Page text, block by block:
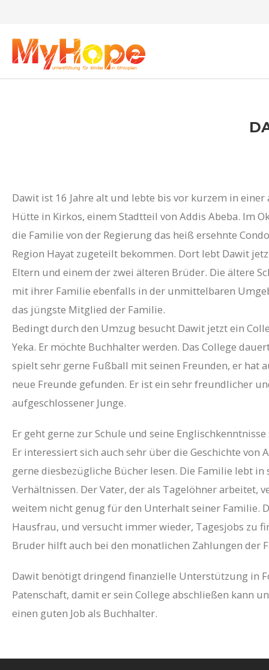
Dawit ist 16 Jahre alt und lebte bis vor kurzem in
Hütte in Kirkos, einem Stadtteil von Addis Abeba. Im
die Familie von der Regierung das heiß ersehnte
Region Hayat zugeteilt bekommen. Dort lebt Dawit
Eltern und einem der zwei älteren Brüder. Die ältere
mit ihrer Familie ebenfalls in der unmittelbaren
das jüngste Mitglied der Familie.
Bedingt durch den Umzug besucht Dawit jetzt ein
Yeka. Er möchte Buchhalter werden. Das College
spielt sehr gerne Fußball mit seinen Freunden, er hat
neue Freunde gefunden. Er ist ein sehr freundlicher
aufgeschlossener Junge.
Er geht gerne zur Schule und seine
Er interessiert sich auch sehr über die Geschichte von
gerne diesbezügliche Bücher lesen. Die Familie lebt in
Verhältnissen. Der Vater, der als Tagelöhner arbeitet,
weitem nicht genug für den Unterhalt seiner Familie.
Hausfrau, und versucht immer wieder, Tagesjobs zu
Bruder hilft auch bei den monatlichen Zahlungen der
Dawit benötigt dringend finanzielle Unterstützung in
Patenschaft, damit er sein College abschließen kann
einen guten Job als Buchhalter.